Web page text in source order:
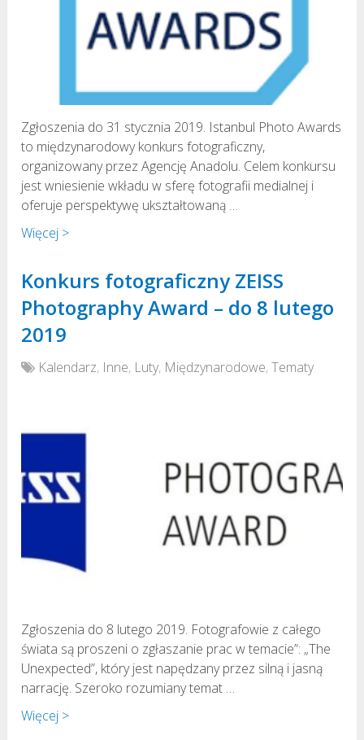
Zgłoszenia do 31 stycznia 2019. Istanbul Photo Awards
to międzynarodowy konkurs fotograficzny,
organizowany przez Agencję Anadolu. Celem konkursu
jest wniesienie wkładu w sferę fotografii medialnej i
oferuje perspektywę ukształtowaną …
Więcej >
Konkurs fotograficzny ZEISS
Photography Award – do 8 lutego
2019
Kalendarz, Inne, Luty, Międzynarodowe,Tematy
Zgłoszenia do 8 lutego 2019. Fotografowie z całego
świata są proszeni o zgłaszanie prac w temacie”: „The
Unexpected”, który jest napędzany przez silną i jasną
narrację. Szeroko rozumiany temat …
Więcej >